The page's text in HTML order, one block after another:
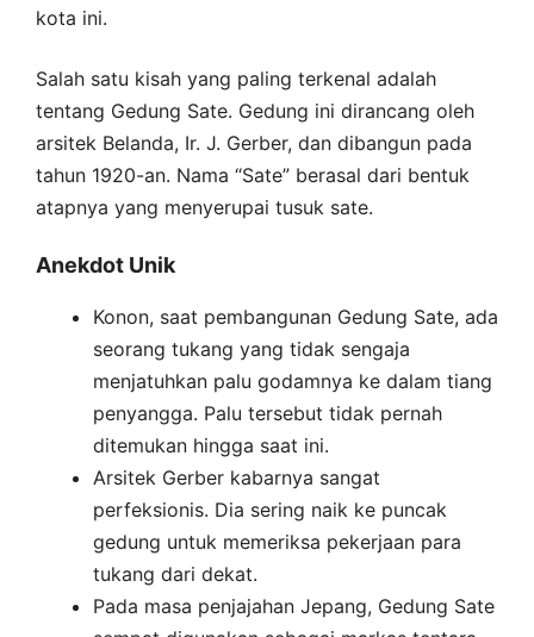
kota ini.
Salah satu kisah yang paling terkenal adalah
tentang Gedung Sate. Gedung ini dirancang oleh
arsitek Belanda, Ir. J. Gerber, dan dibangun pada
tahun 1920-an. Nama “Sate” berasal dari bentuk
atapnya yang menyerupai tusuk sate.
Anekdot Unik
Konon, saat pembangunan Gedung Sate, ada
seorang tukang yang tidak sengaja
menjatuhkan palu godamnya ke dalam tiang
penyangga. Palu tersebut tidak pernah
ditemukan hingga saat ini.
Arsitek Gerber kabarnya sangat
perfeksionis. Dia sering naik ke puncak
gedung untuk memeriksa pekerjaan para
tukang dari dekat.
Pada masa penjajahan Jepang, Gedung Sate